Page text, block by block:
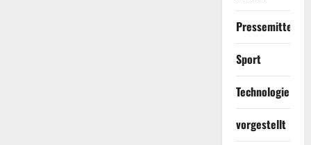
Sport
Technologie
vorgestellt